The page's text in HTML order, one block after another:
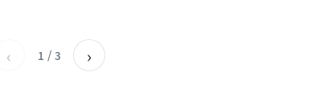
‹ 1 / 3 ›